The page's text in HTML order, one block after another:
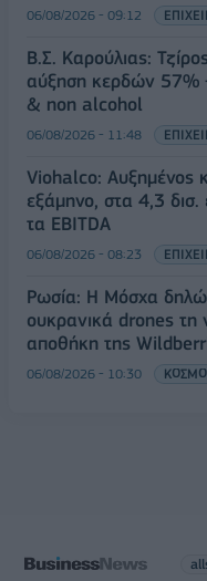
06/08/2026 - 09:12
Β.Σ. Καρούλιας:
αύξηση κερδών 57%
& non alcohol
06/08/2026 - 11:48
Viohalco: Αυξημένος
εξάμηνο, στα 4,3
τα EBITDA
06/08/2026 - 08:23
Ρωσία: Η Μόσχα
ουκρανικά drones τη
αποθήκη της
06/08/2026 - 10:30